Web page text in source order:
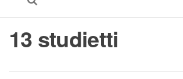
13 studietti